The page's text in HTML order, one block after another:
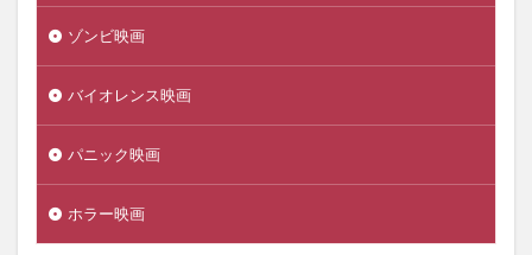
ゾンビ映画
バイオレンス映画
パニック映画
ホラー映画